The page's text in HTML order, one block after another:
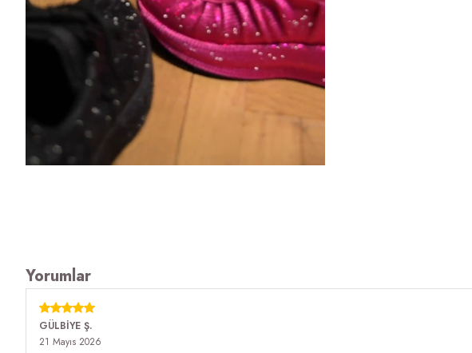
Yorumlar
GÜLBİYE Ş.
21 Mayıs 2026